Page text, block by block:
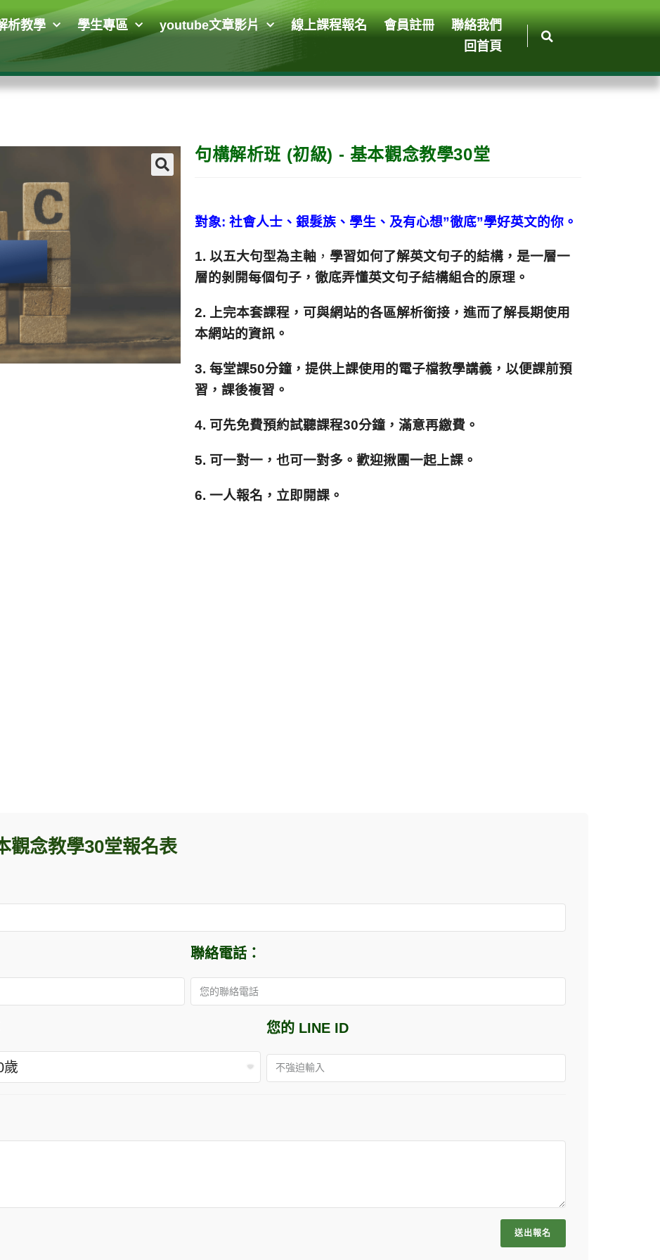
析教學 學生專區 youtube文章影片 線上課程報名 會員註冊
聯絡我們
回首頁
句構解析班 (初級) - 基本觀念教學30堂
對象: 社會人士、銀髮族、學生、及有心想”徹底”學好英文的你。
1. 以五大句型為主軸 ， 學習如何了解英文句子的結構，是一層一
層的剝開每個句子， 徹底弄懂英文句子結構組合的原理。
2. 上完本套課程，可與網站的各區解析銜接，進而了解長期使用
本網站的資訊。
3. 每堂課50分鐘，提供上課使用的電子檔教學講義，以便課前預
習，課後複習。
4. 可先免費預約試聽課程30分鐘，滿意再繳費。
5. 可一對一，也可一對多。歡迎揪團一起上課。
6. 一人報名，立即開課。
觀念教學30堂報名表
聯絡電話：
您的 LINE ID
送出報名